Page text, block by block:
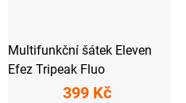
Multifunkční šátek Eleven
Efez Tripeak Fluo
399 Kč